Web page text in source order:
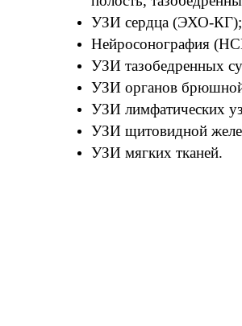
УЗИ сердца (ЭХО-КГ);
Нейросонография
УЗИ тазобедренных
УЗИ органов
УЗИ лимфатических
УЗИ щитовидной
УЗИ мягких тканей.